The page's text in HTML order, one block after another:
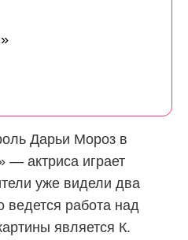
Дарьи Мороз в
актриса играет
уже видели два
ведется работа над
является К.